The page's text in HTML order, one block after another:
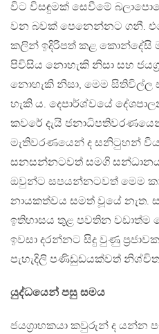
විට විසඳුමක් සෙවීමේ
වන බවක් පෙනෙන්නට ගනී.
කලින් ඉදිරිපත් කළ කොන්දේසි
පිවිසිය නොහැකි නිසා සහ
නොහැකි නිසා, මෙම සිතිවිල්ල
හැකි ය. දෙපාර්ශ්වයේ
කවරේ දැයි
මැතිවරණයෙන් ද සනිටුහන් විය.
සනසන්නටවත් සමගි සන්ධානය
ඔවුන්ට සපයන්නටවත් මෙම
නායකත්වය සමත් වූයේ නැත.
ඉතිහාසය තුළ පවතින වඩාත්ම
ඉවසා දරන්නට සිදු වුණු
පැහැදිලි පණිඩුඩයක්වත්
යුද්ධයෙන් පසු සමය
ජයග්‍රාහකයා කවුරුන් ද යන්න